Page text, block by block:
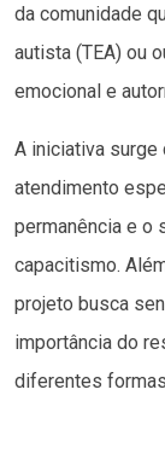
da comunidade
autista (TEA) ou
emocional e
A iniciativa
atendimento
permanência e o
capacitismo.
projeto busca
importância do
diferentes